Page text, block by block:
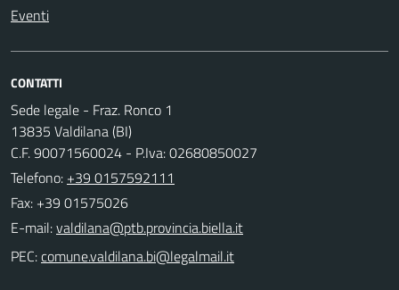
Eventi
CONTATTI
Sede legale - Fraz. Ronco 1
13835 Valdilana (BI)
C.F. 90071560024 - P.Iva: 02680850027
Telefono: +39 0157592111
Fax: +39 01575026
E-mail:
PEC: